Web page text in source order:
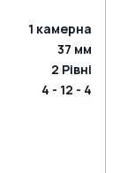
1 камерна
37 мм
2 Рівні
4 - 12 - 4